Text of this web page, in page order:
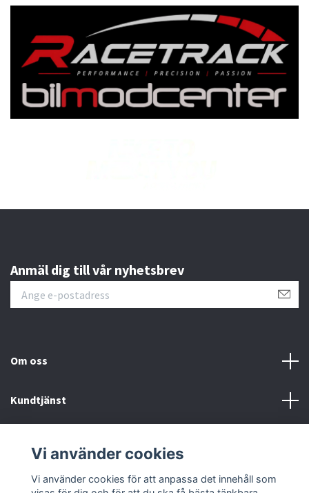
Anmäl dig till vår nyhetsbrev
Om oss
Kundtjänst
Sociala medier
Vi använder cookies
Vi använder cookies för att anpassa det innehåll som